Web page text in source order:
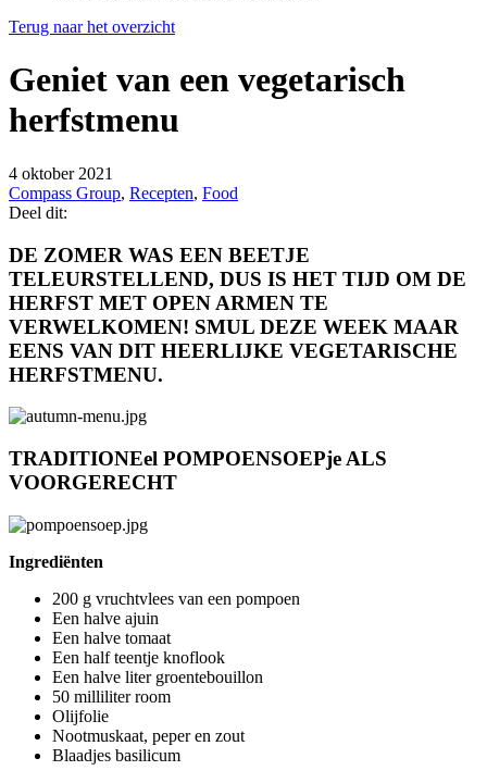
Terug naar het overzicht
Geniet van een vegetarisch
herfstmenu
4 oktober 2021
Compass Group, Recepten, Food
Deel dit:
DE ZOMER WAS EEN BEETJE
TELEURSTELLEND, DUS IS HET TIJD OM DE
HERFST MET OPEN ARMEN TE
VERWELKOMEN! SMUL DEZE WEEK MAAR
EENS VAN DIT HEERLIJKE VEGETARISCHE
HERFSTMENU.
TRADITIONEel POMPOENSOEPje ALS
VOORGERECHT
Ingrediënten
200 g vruchtvlees van een pompoen
Een halve ajuin
Een halve tomaat
Een half teentje knoflook
Een halve liter groentebouillon
50 milliliter room
Olijfolie
Nootmuskaat, peper en zout
Blaadjes basilicum